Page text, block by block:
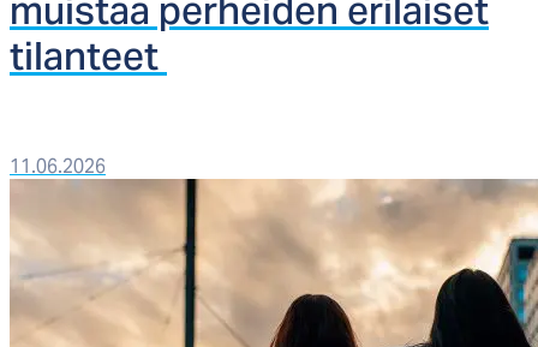
ti­lan­teet
11.06.2026